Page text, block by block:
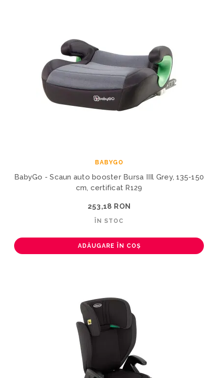
BABYGO
BabyGo - Scaun auto booster Bursa IIIl Grey, 135-150
cm, certificat R129
253,18 RON
ÎN STOC
ADĂUGARE ÎN COȘ